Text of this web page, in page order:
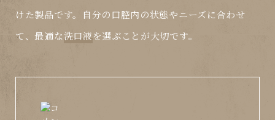
けた製品です。自分の口腔内の状態やニーズに合わせ
て、最適な洗口液を選ぶことが大切です。